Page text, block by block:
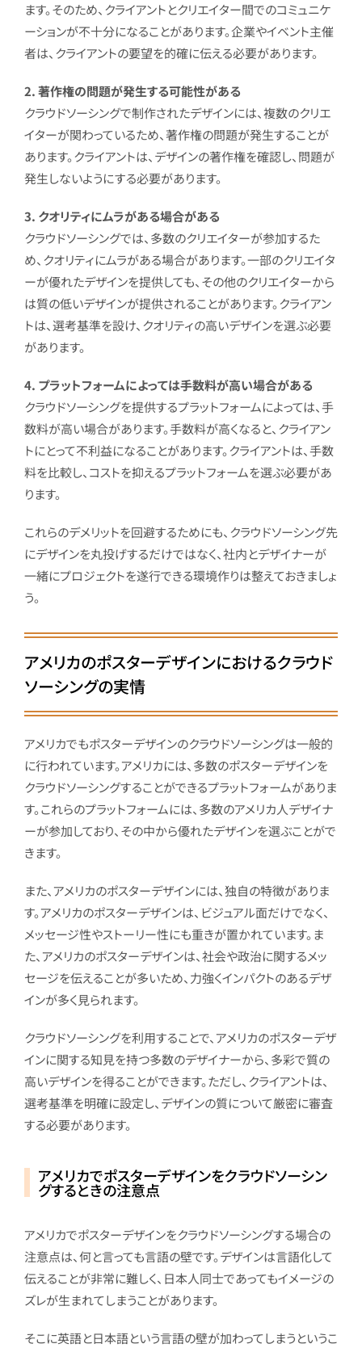
ます。そのため、クライアントとクリエイター間でのコミュニケ
ーションが不十分になることがあります。企業やイベント主催
者は、クライアントの要望を的確に伝える必要があります。
2. 著作権の問題が発生する可能性がある
クラウドソーシングで制作されたデザインには、複数のクリエ
イターが関わっているため、著作権の問題が発生することが
あります。クライアントは、デザインの著作権を確認し、問題が
発生しないようにする必要があります。
3. クオリティにムラがある場合がある
クラウドソーシングでは、多数のクリエイターが参加するた
め、クオリティにムラがある場合があります。一部のクリエイタ
ーが優れたデザインを提供しても、その他のクリエイターから
は質の低いデザインが提供されることがあります。クライアン
トは、選考基準を設け、クオリティの高いデザインを選ぶ必要
があります。
4. プラットフォームによっては手数料が高い場合がある
クラウドソーシングを提供するプラットフォームによっては、手
数料が高い場合があります。手数料が高くなると、クライアン
トにとって不利益になることがあります。クライアントは、手数
料を比較し、コストを抑えるプラットフォームを選ぶ必要があ
ります。
これらのデメリットを回避するためにも、クラウドソーシング先
にデザインを丸投げするだけではなく、社内とデザイナーが
一緒にプロジェクトを遂行できる環境作りは整えておきましょ
う。
アメリカのポスターデザインにおけるクラウド
ソーシングの実情
アメリカでもポスターデザインのクラウドソーシングは一般的
に行われています。アメリカには、多数のポスターデザインを
クラウドソーシングすることができるプラットフォームがありま
す。これらのプラットフォームには、多数のアメリカ人デザイナ
ーが参加しており、その中から優れたデザインを選ぶことがで
きます。
また、アメリカのポスターデザインには、独自の特徴がありま
す。アメリカのポスターデザインは、ビジュアル面だけでなく、
メッセージ性やストーリー性にも重きが置かれています。ま
た、アメリカのポスターデザインは、社会や政治に関するメッ
セージを伝えることが多いため、力強くインパクトのあるデザ
インが多く見られます。
クラウドソーシングを利用することで、アメリカのポスターデザ
インに関する知見を持つ多数のデザイナーから、多彩で質の
高いデザインを得ることができます。ただし、クライアントは、
選考基準を明確に設定し、デザインの質について厳密に審査
する必要があります。
アメリカでポスターデザインをクラウドソーシン
グするときの注意点
アメリカでポスターデザインをクラウドソーシングする場合の
注意点は、何と言っても言語の壁です。デザインは言語化して
伝えることが非常に難しく、日本人同士であってもイメージの
ズレが生まれてしまうことがあります。
そこに英語と日本語という言語の壁が加わってしまうというこ